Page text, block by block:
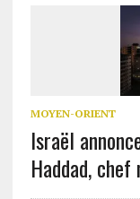
MOYEN-ORIENT
Israël
Haddad,